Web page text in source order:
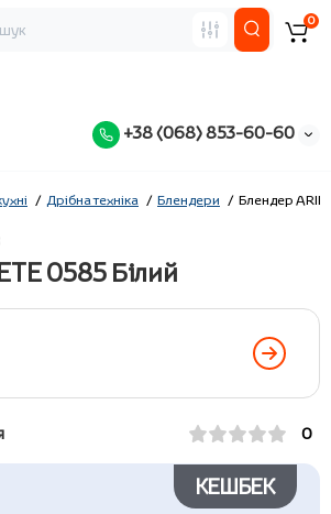
+38 (068) 853-60-60
0
Дрібна техніка Блендери Блендер
0585 Білий
0
КЕШБЕК